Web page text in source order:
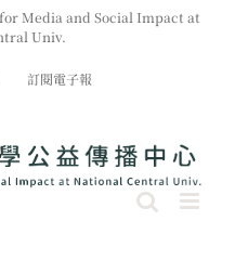
for Media and Social Impact at
Univ.
訂閱電子報